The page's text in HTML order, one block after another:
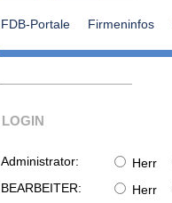
FDB-Portale Firmeninfos
LOGIN
Administrator: Herr
BEARBEITER:
Herr